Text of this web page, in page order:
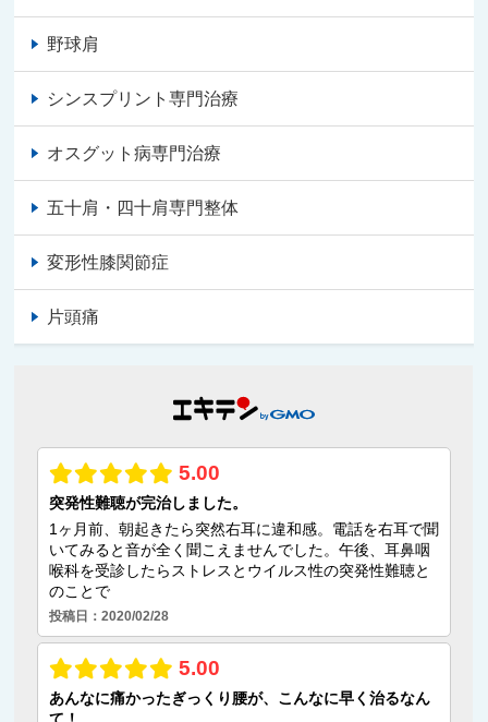
野球肩
シンスプリント専門治療
オスグット病専門治療
五十肩・四十肩専門整体
変形性膝関節症
片頭痛